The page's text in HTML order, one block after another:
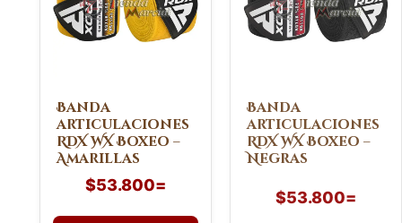
Banda
articulaciones
RDX WX Boxeo –
Amarillas
$53.800=
Banda
articulaciones
RDX WX Boxeo –
Negras
$53.800=